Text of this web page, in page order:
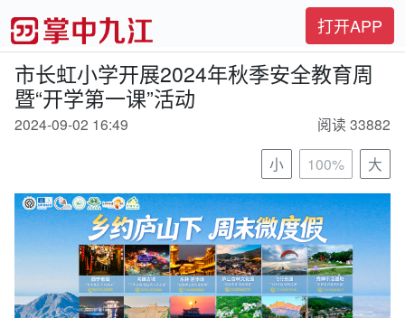
打开APP
市长虹小学开展2024年秋季安全教育周
暨“开学第一课”活动
2024-09-02 16:49
阅读 33882
小
100% 大